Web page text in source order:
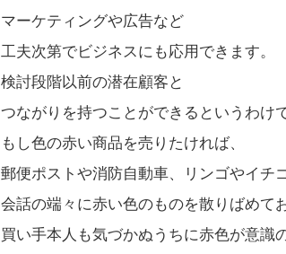
マーケティングや広告など
工夫次第でビジネスにも応用できます。
検討段階以前の潜在顧客と
つながりを持つことができるというわけ
もし色の赤い商品を売りたければ、
郵便ポストや消防自動車、リンゴやイチ
会話の端々に赤い色のものを散りばめて
買い手本人も気づかぬうちに赤色が意識